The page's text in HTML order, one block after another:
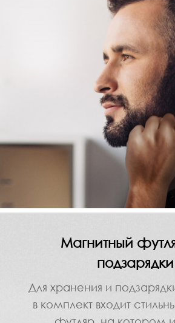
Магнитный
подзарядки
Для хранения и
в комплект входит